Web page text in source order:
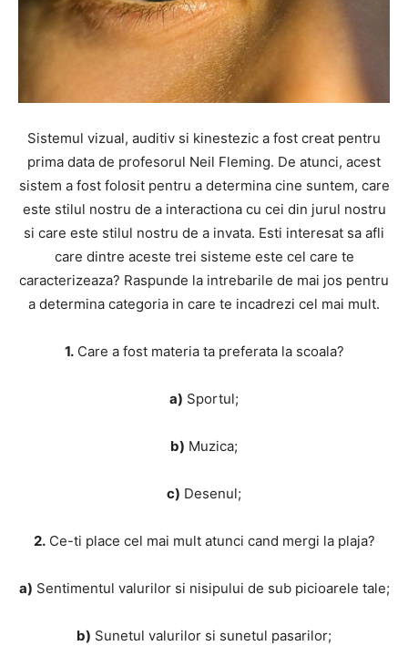
Sistemul vizual, auditiv si kinestezic a fost creat pentru
prima data de profesorul Neil Fleming. De atunci, acest
sistem a fost folosit pentru a determina cine suntem, care
este stilul nostru de a interactiona cu cei din jurul nostru
si care este stilul nostru de a invata. Esti interesat sa afli
care dintre aceste trei sisteme este cel care te
caracterizeaza? Raspunde la intrebarile de mai jos pentru
a determina categoria in care te incadrezi cel mai mult.
1.Care a fost materia ta preferata la scoala?
a) Sportul;
b) Muzica;
c) Desenul;
2.Ce-ti place cel mai mult atunci cand mergi la plaja?
a) Sentimentul valurilor si nisipului de sub picioarele tale;
b) Sunetul valurilor si sunetul pasarilor;